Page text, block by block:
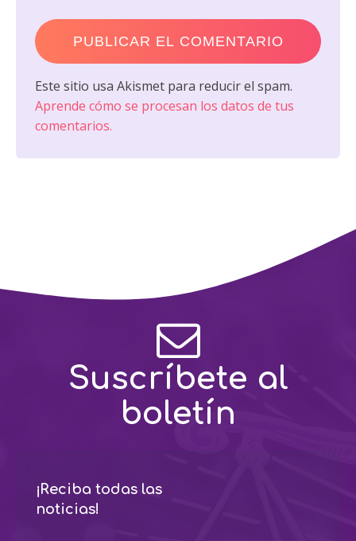
Este sitio usa Akismet para reducir el spam.
Aprende cómo se procesan los datos de tus
comentarios.
Suscríbete al
boletín
¡Reciba todas las
noticias!